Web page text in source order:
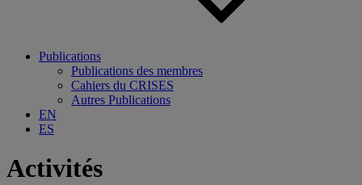
Publications
Publications des membres
Cahiers du CRISES
Autres Publications
EN
ES
Activités